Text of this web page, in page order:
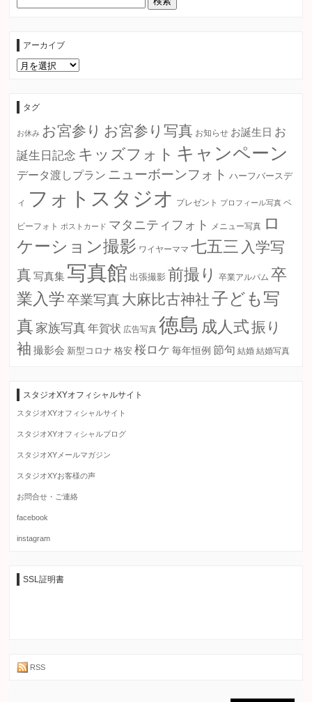
アーカイブ
ア
ー
タグ
お休み お宮参り お宮参り写真 お知らせ お誕生日 お
誕生日記念 キッズフォト キャンペーン
データ渡しプラン ニューボーンフォト ハーフバースデ
ィ フォトスタジオ プレゼント プロフィール写真 ベ
ビーフォト ポストカード マタニティフォト メニュー写真 ロ
ケーション撮影 ワイヤーママ 七五三 入学写
真 写真集 写真館 出張撮影 前撮り 卒業アルパム 卒
業入学 卒業写真大麻比古神社子ども写
真 家族写真年賀状 広告写真 徳島 成人式振り
袖 撮影会 新型コロナ 格安 桜ロケ 毎年恒例 節句 結婚 結婚写真
スタジオXYオフィシャルサイト
スタジオXYオフィシャルサイト
スタジオXYオフィシャルブログ
スタジオXYメールマガジン
スタジオXYお客様の声
お問合せ・ご連絡
facebook
instagram
SSL証明書
RSS